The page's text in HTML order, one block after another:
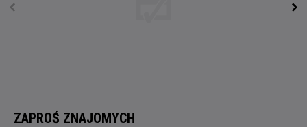
ZAPROŚ ZNAJOMYCH